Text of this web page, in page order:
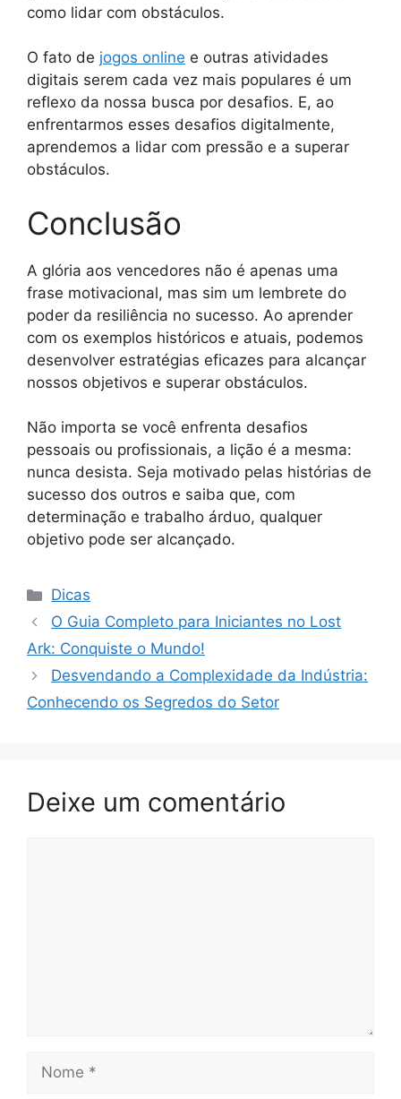
como lidar com obstáculos.
O fato de jogos online e outras atividades
digitais serem cada vez mais populares é um
reflexo da nossa busca por desafios. E, ao
enfrentarmos esses desafios digitalmente,
aprendemos a lidar com pressão e a superar
obstáculos.
Conclusão
A glória aos vencedores não é apenas uma
frase motivacional, mas sim um lembrete do
poder da resiliência no sucesso. Ao aprender
com os exemplos históricos e atuais, podemos
desenvolver estratégias eficazes para alcançar
nossos objetivos e superar obstáculos.
Não importa se você enfrenta desafios
pessoais ou profissionais, a lição é a mesma:
nunca desista. Seja motivado pelas histórias de
sucesso dos outros e saiba que, com
determinação e trabalho árduo, qualquer
objetivo pode ser alcançado.
Categorias
Dicas
O Guia Completo para Iniciantes no Lost
Ark: Conquiste o Mundo!
Desvendando a Complexidade da Indústria:
Conhecendo os Segredos do Setor
Deixe um comentário
Nome